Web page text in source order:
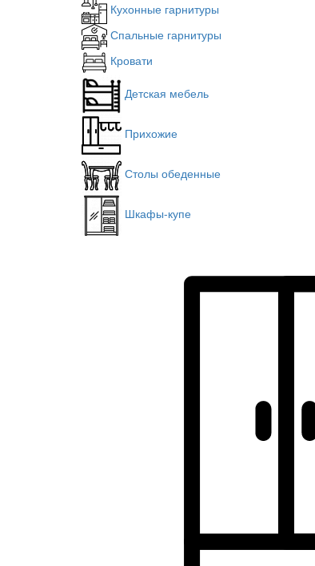
Кухонные гарнитуры
Спальные гарнитуры
Кровати
Детская мебель
Прихожие
Столы обеденные
Шкафы-купе